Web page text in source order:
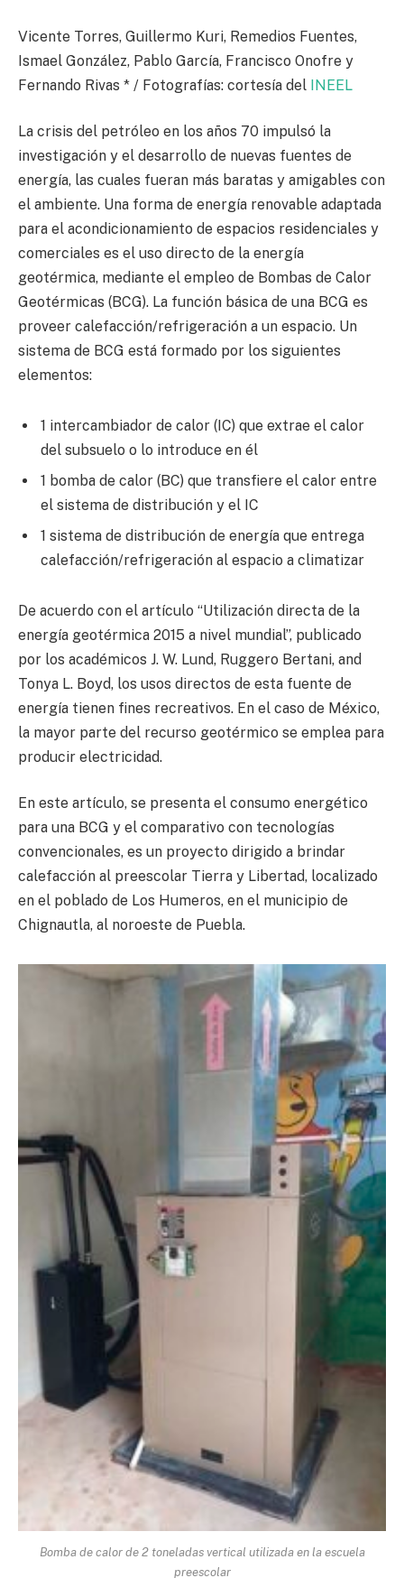
Vicente Torres, Guillermo Kuri, Remedios Fuentes,
Ismael González, Pablo García, Francisco Onofre y
Fernando Rivas * / Fotografías: cortesía del INEEL
La crisis del petróleo en los años 70 impulsó la
investigación y el desarrollo de nuevas fuentes de
energía, las cuales fueran más baratas y amigables con
el ambiente. Una forma de energía renovable adaptada
para el acondicionamiento de espacios residenciales y
comerciales es el uso directo de la energía
geotérmica, mediante el empleo de Bombas de Calor
Geotérmicas (BCG). La función básica de una BCG es
proveer calefacción/refrigeración a un espacio. Un
sistema de BCG está formado por los siguientes
elementos:
1 intercambiador de calor (IC) que extrae el calor
del subsuelo o lo introduce en él
1 bomba de calor (BC) que transfiere el calor entre
el sistema de distribución y el IC
1 sistema de distribución de energía que entrega
calefacción/refrigeración al espacio a climatizar
De acuerdo con el artículo “Utilización directa de la
energía geotérmica 2015 a nivel mundial”, publicado
por los académicos J. W. Lund, Ruggero Bertani, and
Tonya L. Boyd, los usos directos de esta fuente de
energía tienen fines recreativos. En el caso de México,
la mayor parte del recurso geotérmico se emplea para
producir electricidad.
En este artículo, se presenta el consumo energético
para una BCG y el comparativo con tecnologías
convencionales, es un proyecto dirigido a brindar
calefacción al preescolar Tierra y Libertad, localizado
en el poblado de Los Humeros, en el municipio de
Chignautla, al noroeste de Puebla.
Bomba de calor de 2 toneladas vertical utilizada en la escuela
preescolar